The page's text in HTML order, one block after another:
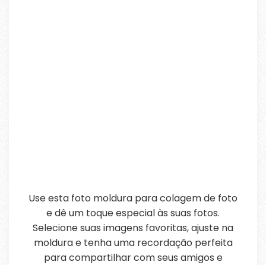
Use esta foto moldura para colagem de foto
e dê um toque especial às suas fotos.
Selecione suas imagens favoritas, ajuste na
moldura e tenha uma recordação perfeita
para compartilhar com seus amigos e